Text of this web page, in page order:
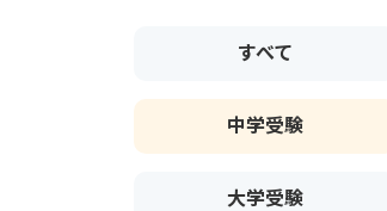
すべて
中学受験
大学受験